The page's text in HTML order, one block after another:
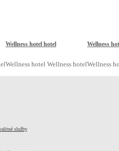
Wellness hotel hotel
Wellness hotel Wellness hotel
Wellness
Wellness
služby